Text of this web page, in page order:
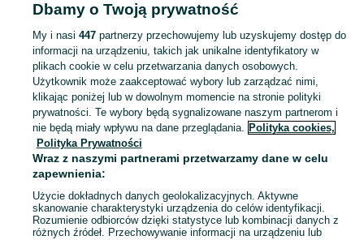
KATEGORIA
Antyki i przedmioty kolekcjonerskie na OLX – odkryj wyjątkowe oferty antyków i rzadkich przedmiotów. Sprawdź unikalne kolekcje! Rumia i okolice.
Mapa kategorii
Mapa miejscowości
Mapa ministron
Popularne wyszukiwania
Dbamy o Twoją prywatność
My i nasi 447partnerzy przechowujemy lub uzyskujemy dostęp do
informacji na urządzeniu, takich jak unikalne identyfikatory w
plikach cookie w celu przetwarzania danych osobowych.
Użytkownik może zaakceptować wybory lub zarządzać nimi,
klikając poniżej lub w dowolnym momencie na stronie polityki
prywatności. Te wybory będą sygnalizowane naszym partnerom i
nie będą miały wpływu na dane przeglądania. Polityka cookies,
Polityka Prywatności
Wraz z naszymi partnerami przetwarzamy dane w celu
zapewnienia:
Użycie dokładnych danych geolokalizacyjnych. Aktywne
skanowanie charakterystyki urządzenia do celów identyfikacji.
Rozumienie odbiorców dzięki statystyce lub kombinacji danych z
różnych źródeł. Przechowywanie informacji na urządzeniu lub